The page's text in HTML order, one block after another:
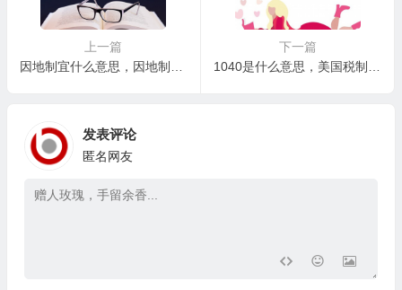
上一篇
下一篇
发表评论
匿名网友